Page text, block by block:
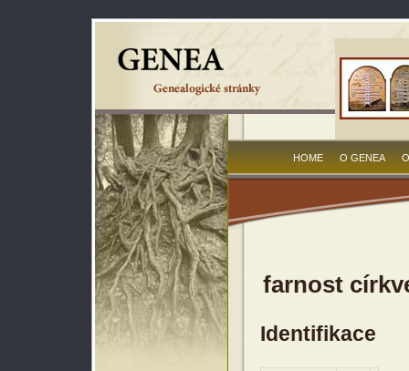
HOME O GENEA
farnost
Identifikace